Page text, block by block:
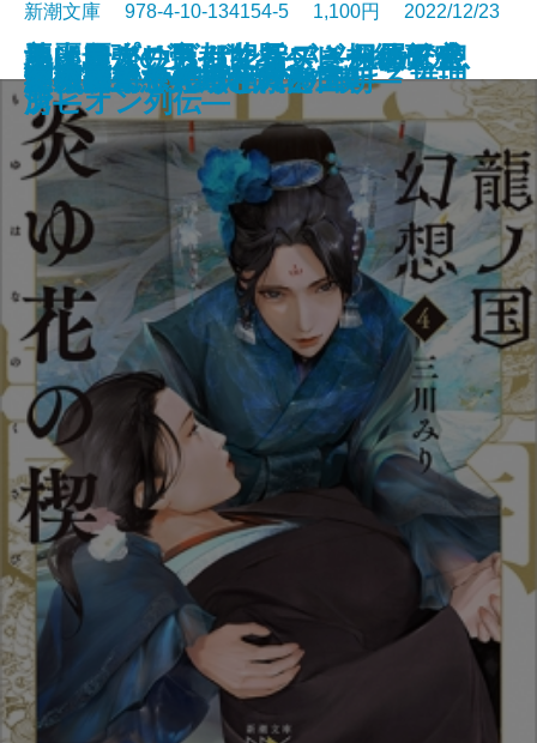
罪の壁
ネイティヴ・サン―アメリカの息
子―
チーズ屋マージュのとろける推理
首里の馬
犬も食わない
まぼろしの城
魚は粗がいちばん旨い―粗屋繁盛
記―
モナドの領域
すばらしい暗闇世界
我は景祐―幕末仙台流星伝―
新潮文庫 978-4-10-134154-5 1,100円 2022/12/23
龍ノ国幻想4 炎ゆ花の楔
悪い麗人―帝都マユズミ探偵研究
所―
美麗島プリズム紀行―きらめく台
湾―
継体天皇―分断された王朝―
月桃夜
約束の果て―黒と紫の国―
ザ・ロイヤルファミリー
地上最強の男―世界ヘビー級チャ
ンピオン列伝―
いちねんかん
冬の霧―へんろ宿 巻二―